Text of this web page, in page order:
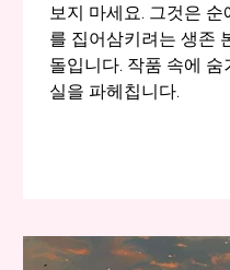
보지 마세요. 그것은 순
를 집어삼키려는 생존
돌입니다. 작품 속에 숨
실을 파헤칩니다.